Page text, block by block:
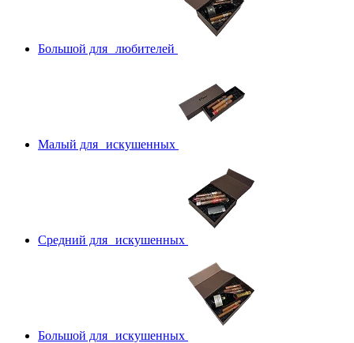
Большой для любителей
Малый для искушенных
Средний для искушенных
Большой для искушенных